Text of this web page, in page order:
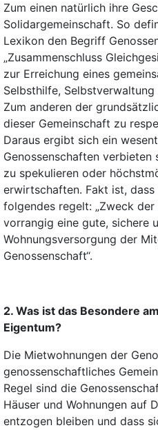
Zum einen natürlich ihre
Solidargemeinschaft. So
Lexikon den Begriff
„Zusammenschluss
zur Erreichung eines
Selbsthilfe,
Zum anderen der
dieser Gemeinschaft zu
Daraus ergibt sich ein
Genossenschaften verbieten
zu spekulieren oder
erwirtschaften. Fakt ist, dass
folgendes regelt: „Zweck
vorrangig eine gute, sichere
Wohnungsversorgung der
Genossenschaft“.
2. Was ist das Besondere
Eigentum?
Die Mietwohnungen der
genossenschaftliches
Regel sind die
Häuser und Wohnungen auf
entzogen bleiben und dass